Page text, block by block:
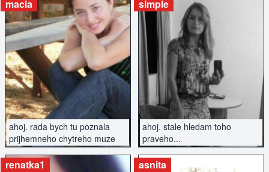
ahoj. rada bych tu poznala
prijhemneho chytreho muze
macia
ZOBRAZIT INZERÁT
ahoj. stale hledam toho
praveho...
simple
ZOBRAZIT INZERÁT
renatka1 asnita